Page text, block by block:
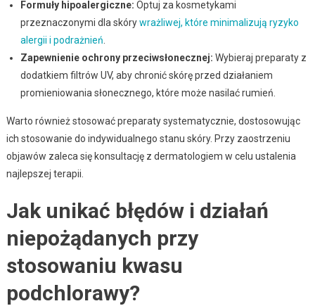
Formuły hipoalergiczne: Optuj za kosmetykami
przeznaczonymi dla skórywrażliwej, które minimalizują ryzyko
alergii i podrażnień
Zapewnienie ochrony przeciwsłonecznej: Wybieraj preparaty z
dodatkiem filtrów UV, aby chronić skórę przed działaniem
promieniowania słonecznego, które może nasilać rumień.
Warto również stosować preparaty systematycznie, dostosowując
ich stosowanie do indywidualnego stanu skóry. Przy zaostrzeniu
objawów zaleca się konsultację z dermatologiem w celu ustalenia
najlepszej terapii.
Jak unikać błędów i działań
niepożądanych przy
stosowaniu kwasu
podchlorawy?